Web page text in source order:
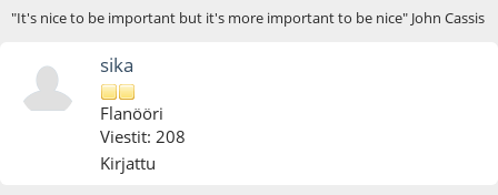
"It's nice to be important but it's more important to be nice" John Cassis
sika
Flanööri
Viestit: 208
Kirjattu